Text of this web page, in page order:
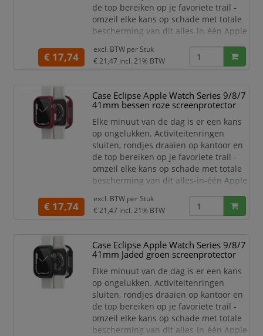
de top bereiken op je favoriete trail -
omzeil elke kans op schade met totale
bescherming van dit alles-in-één Apple
Eclipse Case voor Apple Watch
integreert een slanke stootrand met
samenwerken om je horloge in
topconditie te houden. Met zijn
€ 17,74
excl. BTW per Stuk
€ 21,47 incl. 21% BTW
Case Eclipse Apple Watch Series 9/8/7
41mm bessen roze screenprotector
Elke minuut van de dag is er een kans
op ongelukken. Activiteitenringen
sluiten, rondjes draaien op kantoor en
de top bereiken op je favoriete trail -
omzeil elke kans op schade met totale
bescherming van dit alles-in-één Apple
Eclipse Case voor Apple Watch
integreert een slanke stootrand met
samenwerken om je horloge in
topconditie te houden. Met zijn
precieze pasvorm en hog
€ 17,74
excl. BTW per Stuk
€ 21,47 incl. 21% BTW
Case Eclipse Apple Watch Series 9/8/7
41mm Jaded groen screenprotector
Elke minuut van de dag is er een kans
op ongelukken. Activiteitenringen
sluiten, rondjes draaien op kantoor en
de top bereiken op je favoriete trail -
omzeil elke kans op schade met totale
bescherming van dit alles-in-één Apple